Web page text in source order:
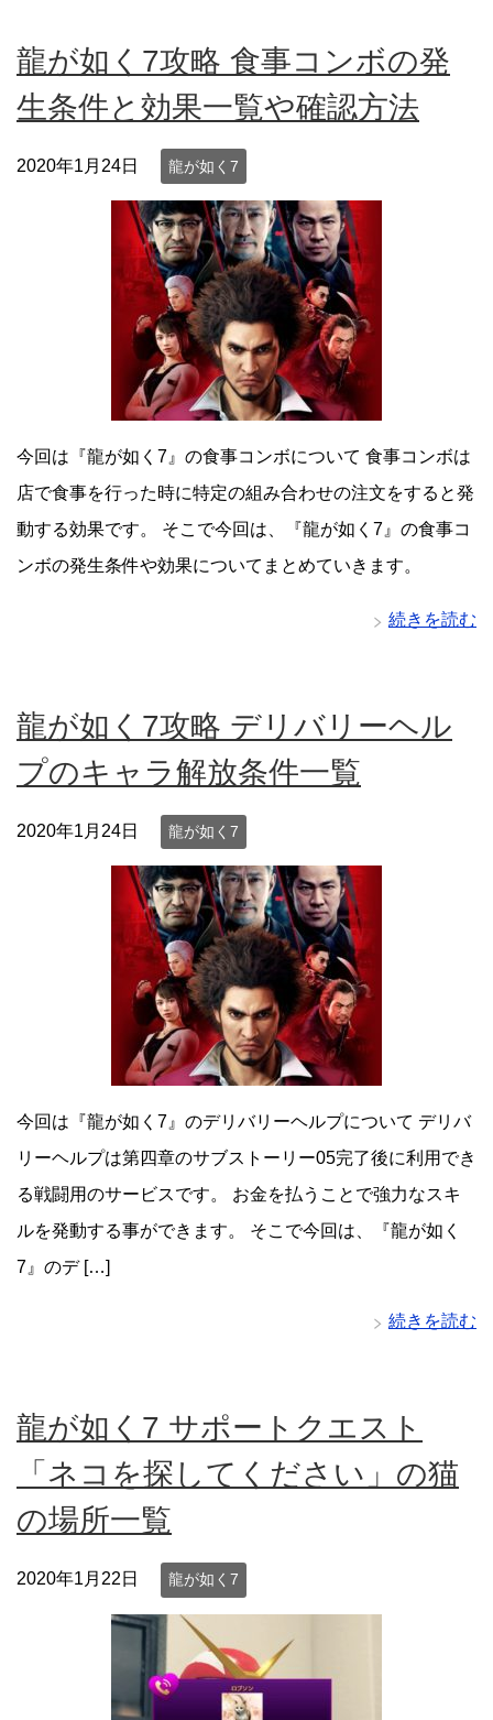
龍が如く7攻略 食事コンボの発
生条件と効果一覧や確認方法
2020年1月24日 龍が如く7
今回は『龍が如く7』の食事コンボについて 食事コンボは
店で食事を行った時に特定の組み合わせの注文をすると発
動する効果です。 そこで今回は、『龍が如く7』の食事コ
ンボの発生条件や効果についてまとめていきます。
続きを読む
龍が如く7攻略 デリバリーヘル
プのキャラ解放条件一覧
2020年1月24日 龍が如く7
今回は『龍が如く7』のデリバリーヘルプについて デリバ
リーヘルプは第四章のサブストーリー05完了後に利用でき
る戦闘用のサービスです。 お金を払うことで強力なスキ
ルを発動する事ができます。 そこで今回は、『龍が如く
7』のデ […]
続きを読む
龍が如く7 サポートクエスト
「ネコを探してください」の猫
の場所一覧
2020年1月22日 龍が如く7